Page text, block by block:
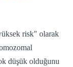
risk" olarak
düşük olduğunu